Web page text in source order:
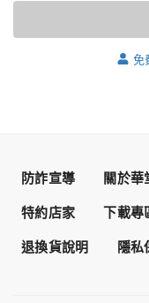
免
防詐宣導 關於華
特約店家
下載專
退換貨說明
隱私